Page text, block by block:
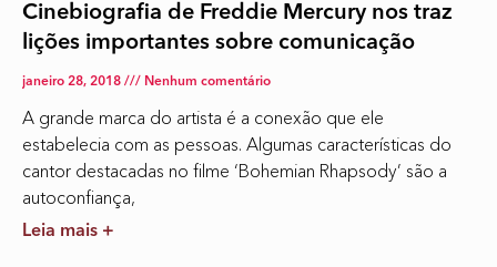
Cinebiografia de Freddie Mercury nos traz
lições importantes sobre comunicação
janeiro 28, 2018 Nenhum comentário
A grande marca do artista é a conexão que ele
estabelecia com as pessoas. Algumas características do
cantor destacadas no filme ‘Bohemian Rhapsody’ são a
autoconfiança,
Leia mais +